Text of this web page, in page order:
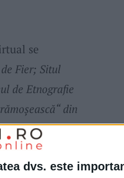
dvs. este
se
Fier; Situl
de Etnografie
din
Satului